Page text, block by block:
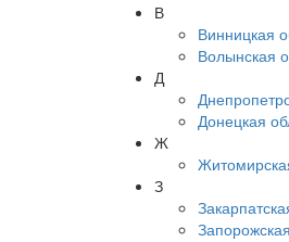
В
Винницкая
Волынская
Д
Донецкая
Ж
З